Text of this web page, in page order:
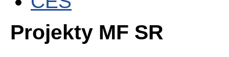
Projekty MF SR